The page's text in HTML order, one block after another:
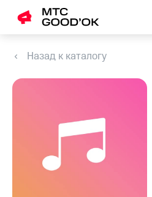
Назад к каталогу